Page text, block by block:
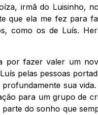
irmã do Luisinho,
que ela me fez para
como os de Luís.
fazer valer um
pelas pessoas
sua
para um grupo de
do sonho que